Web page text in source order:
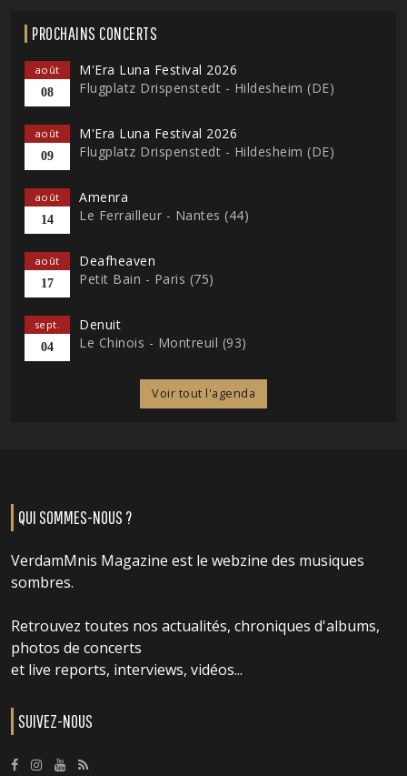
PROCHAINS CONCERTS
août
08
M'Era Luna Festival 2026
Flugplatz Drispenstedt - Hildesheim (DE)
août
09
M'Era Luna Festival 2026
Flugplatz Drispenstedt - Hildesheim (DE)
août
14
Amenra
Le Ferrailleur - Nantes (44)
août
17
Deafheaven
Petit Bain - Paris (75)
sept.
04
Denuit
Le Chinois - Montreuil (93)
Voir tout l'agenda
QUI SOMMES-NOUS ?
VerdamMnis Magazine est le webzine des musiques
sombres.
Retrouvez toutes nos actualités, chroniques d'albums,
photos de concerts
et live reports, interviews, vidéos...
SUIVEZ-NOUS